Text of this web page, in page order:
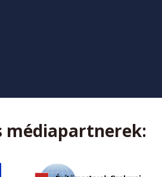
médiapartnerek: